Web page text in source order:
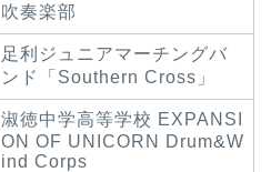
吹奏楽部
足利ジュニアマーチングバ
ンド「Southern Cross」
淑徳中学高等学校 EXPANSI
ON OF UNICORN Drum&W
ind Corps